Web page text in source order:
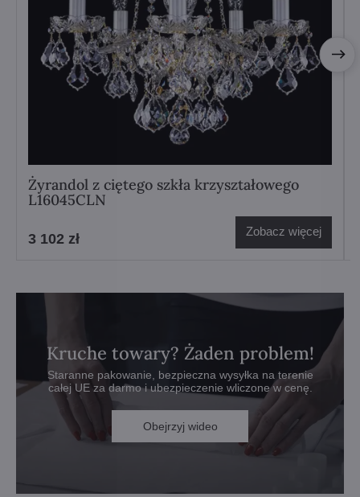
Żyrandol z ciętego szkła krzyształowego
L16045CLN
3 102 zł Zobacz więcej
Kruche towary? Żaden problem!
Staranne pakowanie, bezpieczna wysyłka na terenie
całej UE za darmo i ubezpieczenie wliczone w cenę.
Obejrzyj wideo